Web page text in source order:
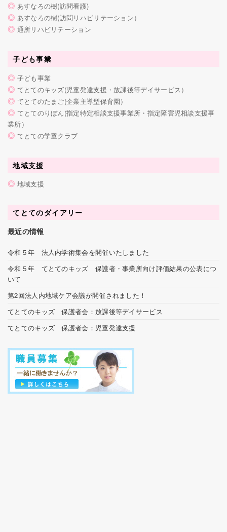
◎ あすなろの樹(訪問看護)
◎ あすなろの樹(訪問リハビリテーション）
◎ 通所リハビリテーション
子ども事業
◎ 子ども事業
◎ てとてのキッズ(児童発達支援・放課後等デイサービス）
◎ てとてのたまご(企業主導型保育園）
◎ てとてのりぼん(指定特定相談支援事業所・指定障害児相談支援事
業所）
◎ てとての学童クラブ
地域支援
◎ 地域支援
てとてのダイアリー
最近の情報
令和５年 法人内学術集会を開催いたしました
令和５年 てとてのキッズ 保護者・事業所向け評価結果の公表につ
いて
第2回法人内地域ケア会議が開催されました！
てとてのキッズ 保護者会：放課後等デイサービス
てとてのキッズ 保護者会：児童発達支援